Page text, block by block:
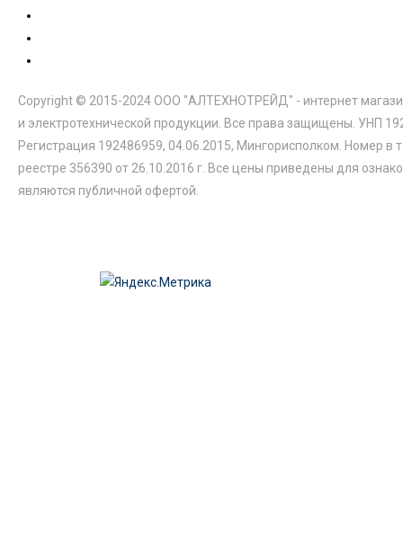
Copyright © 2015-2024 ООО "АЛТЕХНОТРЕЙД" - интернет
и электротехнической продукции. Все права защищены. УНП
Регистрация 192486959, 04.06.2015, Мингорисполком. Номер в
реестре 356390 от 26.10.2016 г. Все цены приведены для
являются публичной офертой.